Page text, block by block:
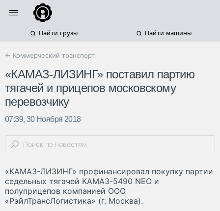
Найти грузы Найти машины
← Коммерческий транспорт
«КАМАЗ-ЛИЗИНГ» поставил партию
тягачей и прицепов московскому
перевозчику
07:39, 30 Ноября 2018
«КАМАЗ-ЛИЗИНГ» профинансировал покупку партии
седельных тягачей КАМАЗ-5490 NEO и
полуприцепов компанией ООО
«РэйлТрансЛогистика» (г. Москва).